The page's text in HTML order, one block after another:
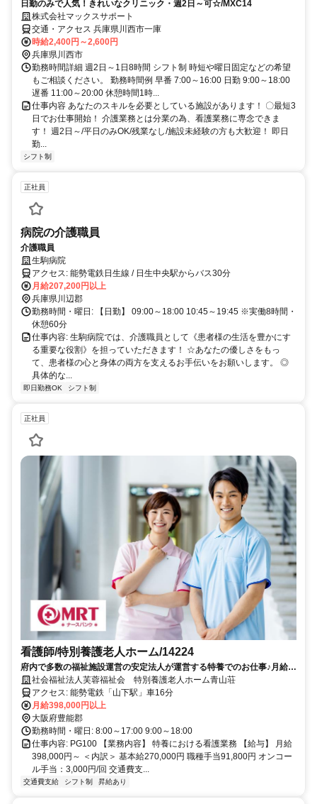
日勤のみで人気！きれいなクリニック・週2日～可☆/MXC14
株式会社マックスサポート
交通・アクセス 兵庫県川西市一庫
時給2,400円～2,600円
兵庫県川西市
勤務時間詳細 週2日～1日8時間 シフト制 時短や曜日固定などの希望
もご相談ください。 勤務時間例 早番 7:00～16:00 日勤 9:00～18:00
遅番 11:00～20:00 休憩時間1時...
仕事内容 あなたのスキルを必要としている施設があります！ 〇最短3
日でお仕事開始！ 介護業務とは分業の為、看護業務に専念できま
す！ 週2日～/平日のみOK/残業なし/施設未経験の方も大歓迎！ 即日
勤...
シフト制
正社員
病院の介護職員
介護職員
生駒病院
アクセス: 能勢電鉄日生線 / 日生中央駅からバス30分
月給207,200円以上
兵庫県川辺郡
勤務時間・曜日: 【日勤】 09:00～18:00 10:45～19:45 ※実働8時間・
休憩60分
仕事内容: 生駒病院では、介護職員として《患者様の生活を豊かにす
る重要な役割》を担っていただきます！ ☆あなたの優しさをもっ
て、患者様の心と身体の両方を支えるお手伝いをお願いします。 ◎
具体的な...
即日勤務OK シフト制
正社員
看護師/特別養護老人ホーム/14224
府内で多数の福祉施設運営の安定法人が運営する特養でのお仕事♪月給
39.8万円～の高給与♪車通勤OK◎日勤のみ！残業少なめ◎【豊能郡能勢
町/山下駅】
社会福祉法人芙蓉福祉会 特別養護老人ホーム青山荘
アクセス: 能勢電鉄「山下駅」車16分
月給398,000円以上
大阪府豊能郡
勤務時間・曜日: 8:00～17:00 9:00～18:00
仕事内容: PG100 【業務内容】 特養における看護業務 【給与】 月給
398,000円～ ＜内訳＞ 基本給270,000円 職種手当91,800円 オンコー
ル手当：3,000円/回 交通費支...
交通費支給 シフト制 昇給あり